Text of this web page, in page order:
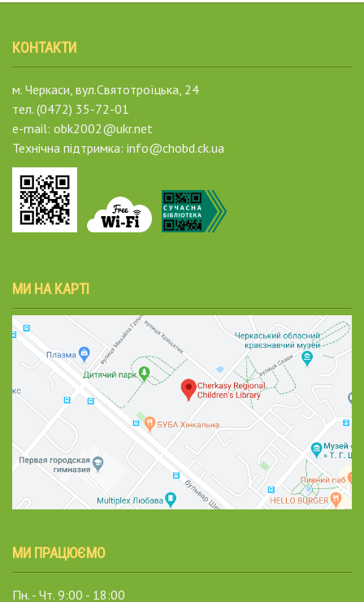
КОНТАКТИ
м. Черкаси, вул.Святотроїцька, 24
тел. (0472) 35-72-01
e-mail: obk2002@ukr.net
Технічна підтримка: info@chobd.ck.ua
МИ НА КАРТІ
МИ ПРАЦЮЄМО
Пн. - Чт. 9:00 - 18:00